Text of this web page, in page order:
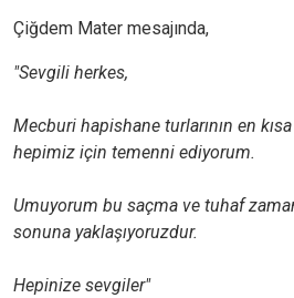
Çiğdem Mater mesajında,
"Sevgili herkes,
Mecburi hapishane turlarının en
hepimiz için temenni ediyorum.
Umuyorum bu saçma ve tuhaf
sonuna yaklaşıyoruzdur.
Hepinize sevgiler"